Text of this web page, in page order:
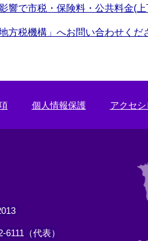
響で市税・保険料・公共料金(
方税機構」へお問い合わせくだ
個人情報保護 アクセシ
6111（代表）